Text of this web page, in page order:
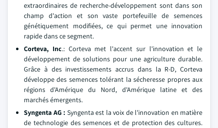
extraordinaires de recherche-développement sont dans son
champ d'action et son vaste portefeuille de semences
génétiquement modifiées, ce qui permet une innovation
rapide dans ce segment.
Corteva, Inc.: Corteva met l'accent sur l'innovation et le
développement de solutions pour une agriculture durable.
Grâce à des investissements accrus dans la R-D, Corteva
développe des semences tolérant la sécheresse propres aux
régions d'Amérique du Nord, d'Amérique latine et des
marchés émergents.
Syngenta AG : Syngenta est la voix de l'innovation en matière
de technologie des semences et de protection des cultures.